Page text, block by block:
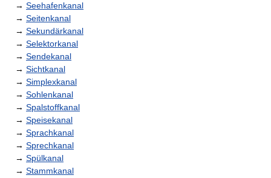
→ Seehafenkanal
→ Seitenkanal
→ Sekundärkanal
→ Selektorkanal
→ Sendekanal
→ Sichtkanal
→ Simplexkanal
→ Sohlenkanal
→ Spalstoffkanal
→ Speisekanal
→ Sprachkanal
→ Sprechkanal
→ Spülkanal
→ Stammkanal